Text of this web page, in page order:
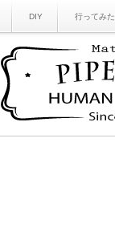
DIY 行ってみた